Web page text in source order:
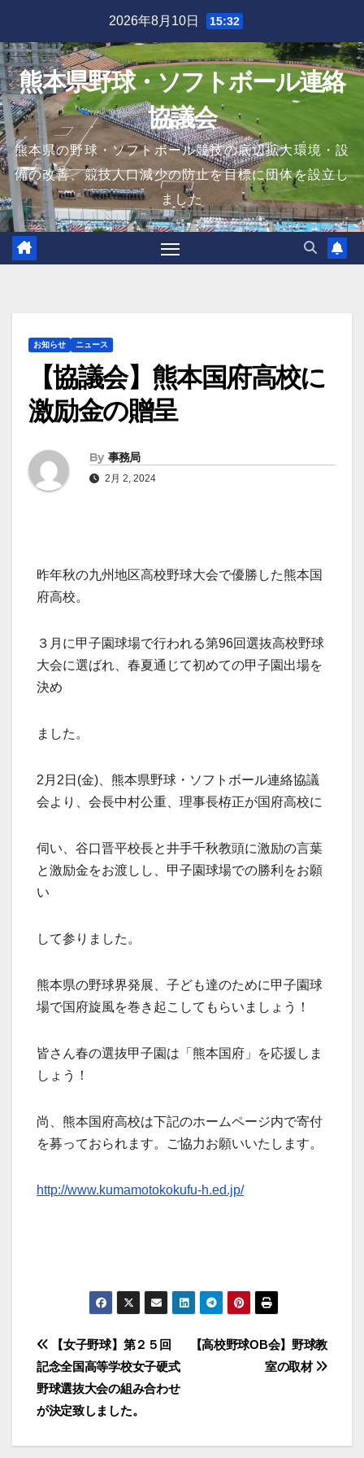
content
2026年8月10日 15:32
熊本県野球・ソフトボール連絡
協議会
熊本県の野球・ソフトボール競技の底辺拡大環境・設
備の改善、競技人口減少の防止を目標に団体を設立し
ました
お知らせ ニュース
【協議会】熊本国府高校に
激励金の贈呈
By 事務局
2月 2, 2024
昨年秋の九州地区高校野球大会で優勝した熊本国
府高校。
３月に甲子園球場で行われる第96回選抜高校野球
大会に選ばれ、春夏通じて初めての甲子園出場を
決め
ました。
2月2日(金)、熊本県野球・ソフトボール連絡協議
会より、会長中村公重、理事長栫正が国府高校に
伺い、谷口晋平校長と井手千秋教頭に激励の言葉
と激励金をお渡しし、甲子園球場での勝利をお願
い
して参りました。
熊本県の野球界発展、子ども達のために甲子園球
場で国府旋風を巻き起こしてもらいましょう！
皆さん春の選抜甲子園は「熊本国府」を応援しま
しょう！
尚、熊本国府高校は下記のホームページ内で寄付
を募っておられます。ご協力お願いいたします。
http://www.kumamotokokufu-h.ed.jp/
投
稿
ナ
ビ
【高校野球OB会】野球教
室の取材
【女子野球】第２５回
記念全国高等学校女子硬式
野球選抜大会の組み合わせ
が決定致しました。